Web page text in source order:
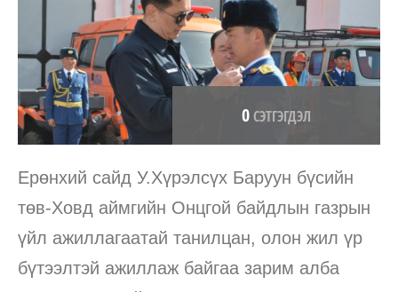
0СЭТГЭГДЭЛ
Ерөнхий сайд У.Хүрэлсүх Баруун бүсийн
төв-Ховд аймгийн Онцгой байдлын газрын
үйл ажиллагаатай танилцан, олон жил үр
бүтээлтэй ажиллаж байгаа зарим алба